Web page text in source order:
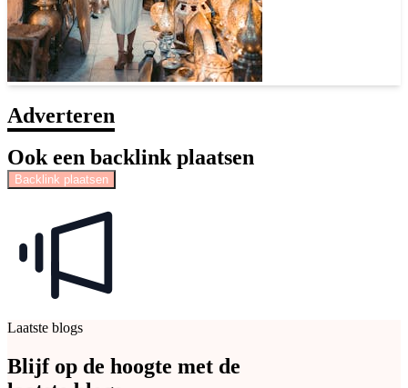
Adverteren
Ook een backlink plaatsen
Backlink plaatsen
Laatste blogs
Blijf op de hoogte met de